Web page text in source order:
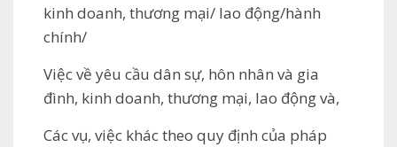
kinh doanh, thương mại/ lao động/hành
chính/
Việc về yêu cầu dân sự, hôn nhân và gia
đình, kinh doanh, thương mại, lao động và,
Các vụ, việc khác theo quy định của pháp